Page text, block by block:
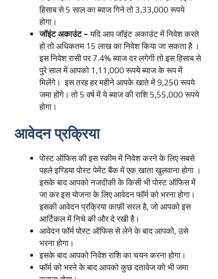
हिसाब से 5 साल का ब्याज गिने तो 3,33,000 रूपये
होगा।
जॉइंट अकाउंट –यदि आप जॉइंट अकाउंट में निवेश करते
हो तो अधिकतम 15 लाख का निवेश किया जा सकता है ।
इस निवेश रासी पर 7.4% ब्याज दर लगेगी तो इस हिसाब से
पुरे साल में आपको 1,11,000 रूपये ब्याज के रूप में
मिलेंगे। इस तरह हर महीने आपके खाते में 9,250 रूपये
जमा होंगे। तो 5 वर्ष में ये ब्याज की राशि 5,55,000 रूपये
होगा।
आवेदन प्रक्रिया
पोस्ट ऑफिस की इस स्कीम में निवेश करने के लिए सबसे
पहले इण्डिया पोस्ट पेमेंट बैंक में एक खाता खुलवाना होगा ।
इसके बाद आपको नजदीकी के किसी भी पोस्ट ऑफिस में
जा कर इस योजना के लिए आवेदन फॉर्म को भरना होगा।
इसकी आवेदन प्रक्रिया काफ़ी सरल है, जो आपको इस
आर्टिकल में निचे की और दे रखी है।
आवेदन फॉर्म पोस्ट ऑफिस से लेने के बाद आपको, उसे
भरना होगा।
इसके बाद आपको निवेश राशि का चयन करना होगा।
फॉर्म को भरने के बाद आपको कुछ दतावेज को भी जमा